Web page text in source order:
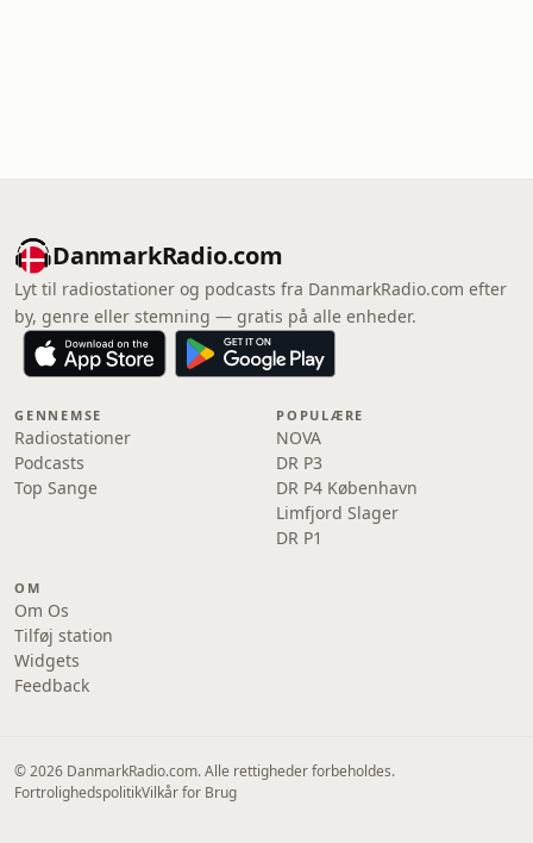
DanmarkRadio.com
Lyt til radiostationer og podcasts fra DanmarkRadio.com efter
by, genre eller stemning — gratis på alle enheder.
GENNEMSE
Radiostationer
Podcasts
Top Sange
POPULÆRE
NOVA
DR P3
DR P4 København
Limfjord Slager
DR P1
OM
Om Os
Tilføj station
Widgets
Feedback
© 2026 DanmarkRadio.com. Alle rettigheder forbeholdes.
FortrolighedspolitikVilkår for Brug